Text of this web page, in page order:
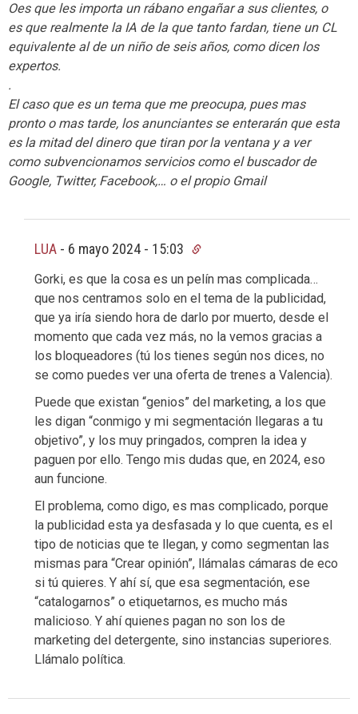
Oes que les importa un rábano engañar a sus clientes, o
es que realmente la IA de la que tanto fardan, tiene un CL
equivalente al de un niño de seis años, como dicen los
expertos.
.
El caso que es un tema que me preocupa, pues mas
pronto o mas tarde, los anunciantes se enterarán que esta
es la mitad del dinero que tiran por la ventana y a ver
como subvencionamos servicios como el buscador de
Google, Twitter, Facebook,… o el propio Gmail
LUA - 6 mayo 2024 - 15:03
Gorki, es que la cosa es un pelín mas complicada…
que nos centramos solo en el tema de la publicidad,
que ya iría siendo hora de darlo por muerto, desde el
momento que cada vez más, no la vemos gracias a
los bloqueadores (tú los tienes según nos dices, no
se como puedes ver una oferta de trenes a Valencia).
Puede que existan “genios” del marketing, a los que
les digan “conmigo y mi segmentación llegaras a tu
objetivo”, y los muy pringados, compren la idea y
paguen por ello. Tengo mis dudas que, en 2024, eso
aun funcione.
El problema, como digo, es mas complicado, porque
la publicidad esta ya desfasada y lo que cuenta, es el
tipo de noticias que te llegan, y como segmentan las
mismas para “Crear opinión”, llámalas cámaras de eco
si tú quieres. Y ahí sí, que esa segmentación, ese
“catalogarnos” o etiquetarnos, es mucho más
malicioso. Y ahí quienes pagan no son los de
marketing del detergente, sino instancias superiores.
Llámalo política.